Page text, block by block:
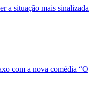
a situação mais sinalizada
com a nova comédia “O